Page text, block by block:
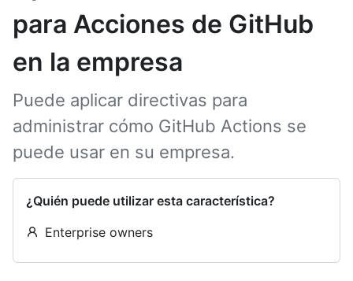
para Acciones de GitHub
en la empresa
Puede aplicar directivas para
administrar cómo GitHub Actions se
puede usar en su empresa.
¿Quién puede utilizar esta característica?
Enterprise owners